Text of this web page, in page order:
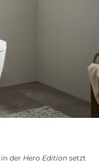
in der Hero Edition setzt